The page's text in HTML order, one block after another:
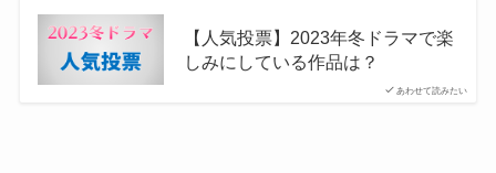
あわせて読みたい
【人気投票】2023年冬ドラマで楽
しみにしている作品は？